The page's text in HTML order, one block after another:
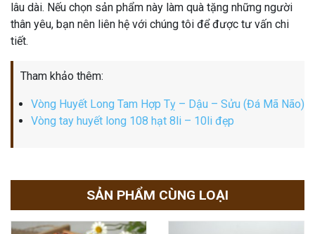
lâu dài. Nếu chọn sản phẩm này làm quà tặng những người
thân yêu, bạn nên liên hệ với chúng tôi để được tư vấn chi
tiết.
Tham khảo thêm:
Vòng Huyết Long Tam Hợp Tỵ – Dậu – Sửu (Đá Mã Não)
Vòng tay huyết long 108 hạt 8li – 10li đẹp
SẢN PHẨM CÙNG LOẠI